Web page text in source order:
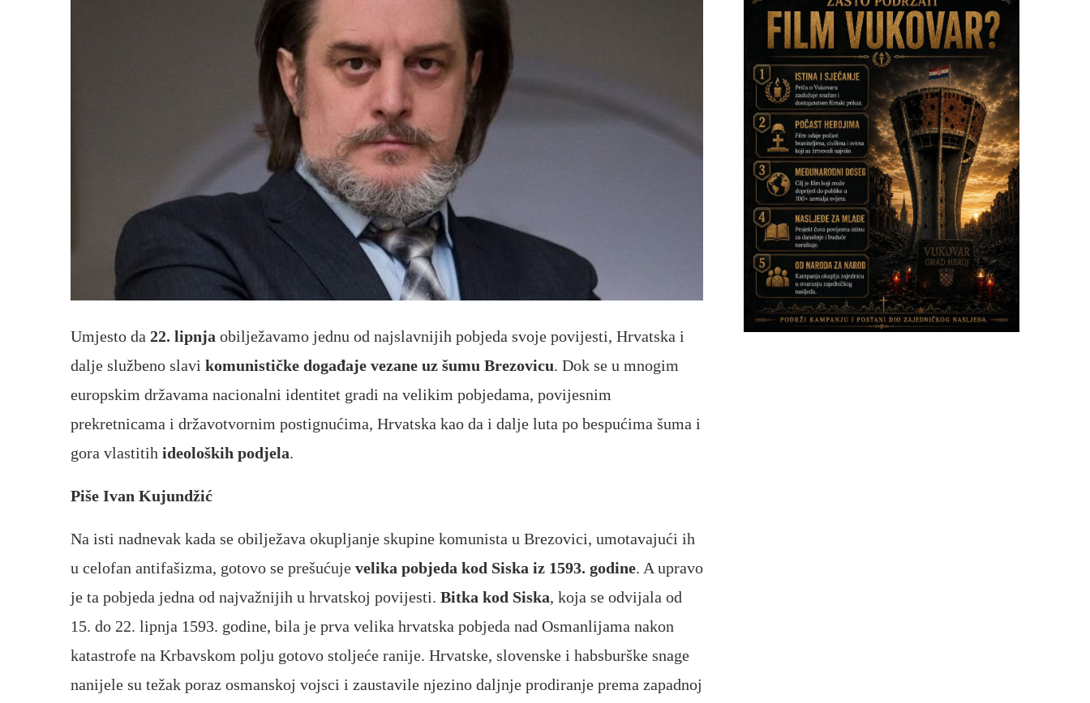
Umjesto da 22. lipnja obilježavamo jednu od najslavnijih pobjeda svoje povijesti, Hrvatska i
dalje službeno slavi komunističke događaje vezane uz šumu Brezovicu. Dok se u mnogim
europskim državama nacionalni identitet gradi na velikim pobjedama, povijesnim
prekretnicama i državotvornim postignućima, Hrvatska kao da i dalje luta po bespućima šuma i
gora vlastitih ideoloških podjela.
Piše Ivan Kujundžić
Na isti nadnevak kada se obilježava okupljanje skupine komunista u Brezovici, umotavajući ih
u celofan antifašizma, gotovo se prešućuje velika pobjeda kod Siska iz 1593. godine. A upravo
je ta pobjeda jedna od najvažnijih u hrvatskoj povijesti. Bitka kod Siska, koja se odvijala od
15. do 22. lipnja 1593. godine, bila je prva velika hrvatska pobjeda nad Osmanlijama nakon
katastrofe na Krbavskom polju gotovo stoljeće ranije. Hrvatske, slovenske i habsburške snage
nanijele su težak poraz osmanskoj vojsci i zaustavile njezino daljnje prodiranje prema zapadnoj